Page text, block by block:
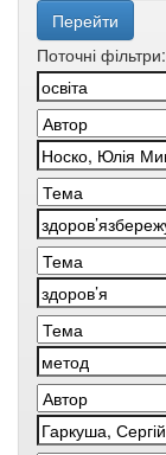
Поточні фільтри: